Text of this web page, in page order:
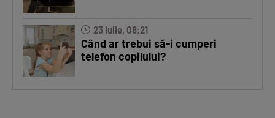
23 iulie, 08:21
Când ar trebui să-i cumperi
telefon copilului?